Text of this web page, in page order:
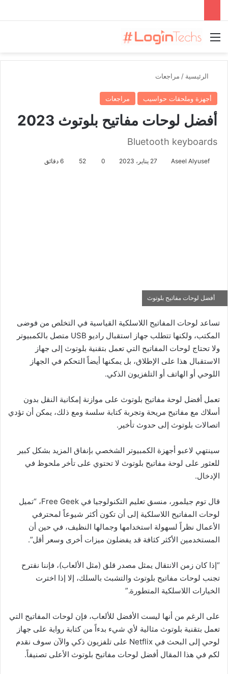
القائمة
الرئيسية / مراجعات
أجهزة وملحقات حواسيب مراجعات
أفضل لوحات مفاتيح بلوتوث 2023
Bluetooth keyboards
Aseel Alyusef 27 يناير، 2023 0
52
أفضل لوحات مفاتيح بلوتوث
تساعد لوحات المفاتيح اللاسلكية القياسية في التخلص من فوضى
المكتب، ولكنها تتطلب جهاز استقبال راديو USB متصل بالكمبيوتر
ولا تحتاج لوحات المفاتيح التي تعمل بتقنية بلوتوث إلى جهاز
الاستقبال هذا على الإطلاق، بل يمكنها أيضاً التحكم في الجهاز
اللوحي أو الهاتف أو التلفزيون الذكي.
تعمل أفضل لوحة مفاتيح بلوتوث على موازنة إمكانية النقل بدون
أسلاك مع مفاتيح مريحة وتجربة كتابة سلسة ومع ذلك، يمكن أن تؤدي
اتصالات بلوتوث إلى حدوث تأخير.
سينتهي لاعبو أجهزة الكمبيوتر الشخصي بإنفاق المزيد بشكل كبير
للعثور على لوحة مفاتيح بلوتوث لا تحتوي على تأخر ملحوظ في
الإدخال.
قال توم جيلمور، منسق تعليم التكنولوجيا في Free Geek، “تميل
لوحات المفاتيح اللاسلكية إلى أن تكون أكثر شيوعاً لمحترفي
الأعمال نظراً لسهولة استخدامها وجمالها النظيف، في حين أن
المستخدمين الأكثر كثافة قد يفضلون ميزات أخرى وسعر أقل”.
“إذا كان زمن الانتقال يمثل مصدر قلق (مثل الألعاب)، فإننا نقترح
تجنب لوحات مفاتيح بلوتوث والتشبث بالسلك، إلا إذا اخترت
الخيارات اللاسلكية المتطورة.”
على الرغم من أنها ليست الأفضل للألعاب، فإن لوحات المفاتيح التي
تعمل بتقنية بلوتوث مثالية لأي شيء بدءاً من كتابة رواية على جهاز
لوحي إلى البحث في Netflix على تلفزيون ذكي والآن سوف نقدم
لكم في هذا المقال أفضل لوحات مفاتيح بلوتوث الأعلى تصنيفاً.